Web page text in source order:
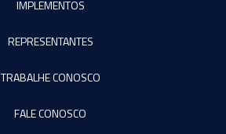
IMPLEMENTOS
REPRESENTANTES
TRABALHE CONOSCO
FALE CONOSCO